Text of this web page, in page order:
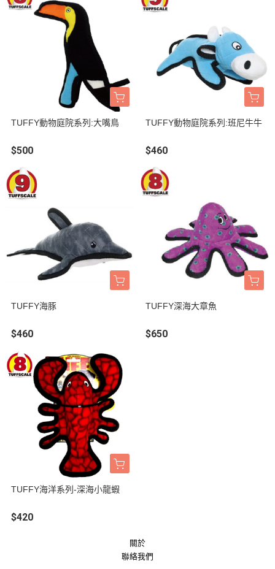
TUFFY動物庭院系列:大嘴鳥
$500
TUFFY動物庭院系列:班尼牛牛
$460
TUFFY海豚
$460
TUFFY深海大章魚
$650
TUFFY海洋系列-深海小龍蝦
$420
關於
聯絡我們